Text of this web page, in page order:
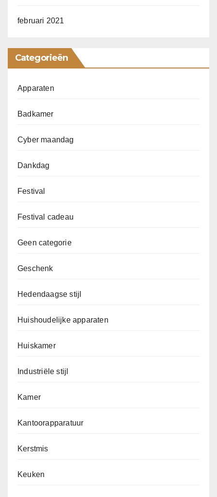
februari 2021
Categorieën
Apparaten
Badkamer
Cyber maandag
Dankdag
Festival
Festival cadeau
Geen categorie
Geschenk
Hedendaagse stijl
Huishoudelijke apparaten
Huiskamer
Industriële stijl
Kamer
Kantoorapparatuur
Kerstmis
Keuken